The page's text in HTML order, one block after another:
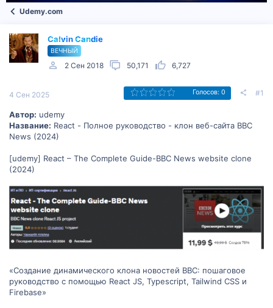
Udemy.com
Calvin Candie
ВЕЧНЫЙ
2 Сен 2018 50,171 6,727
4 Сен 2025 Голосов: 0 #1
Автор: udemy
Название: React - Полное руководство - клон веб-сайта BBC
News (2024)
[udemy] React – The Complete Guide-BBC News website clone
(2024)
«Создание динамического клона новостей BBC: пошаговое
руководство с помощью React JS, Typescript, Tailwind CSS и
Firebase»